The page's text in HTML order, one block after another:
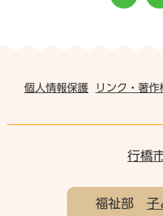
個人情報保護 リンク・著
行橋
福祉部 子